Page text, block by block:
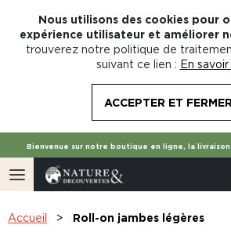
Nous utilisons des cookies pour
expérience utilisateur et améliorer
trouverez notre politique de
suivant ce lien : En savoir
ACCEPTER ET FERMER
Bienvenue sur notre boutique en ligne, la
Accueil Roll-on jambes légères